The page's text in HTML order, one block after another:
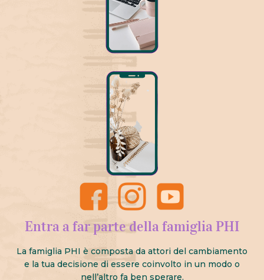
Entra a far parte della famiglia PHI
La famiglia PHI è composta da attori del cambiamento
e la tua decisione di essere coinvolto in un modo o
nell’altro fa ben sperare.